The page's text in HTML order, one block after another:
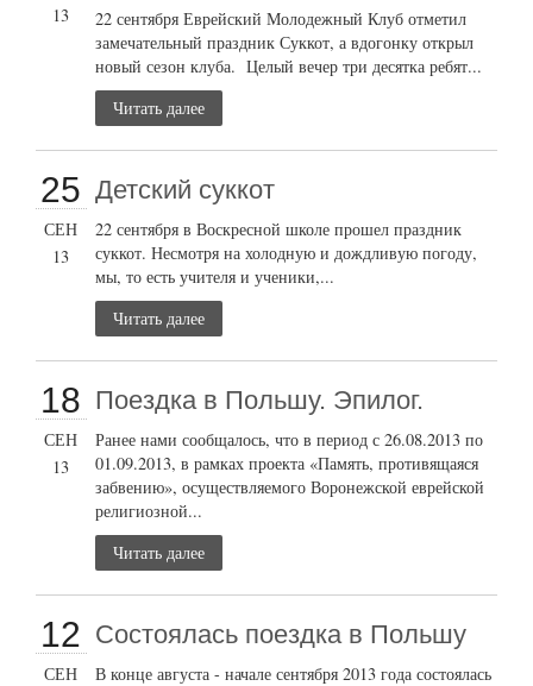
13
22 сентября Еврейский Молодежный Клуб отметил
замечательный праздник Суккот, а вдогонку открыл
новый сезон клуба. Целый вечер три десятка ребят...
Читать далее
25
СЕН
13
Детский суккот
22 сентября в Воскресной школе прошел праздник
суккот. Несмотря на холодную и дождливую погоду,
мы, то есть учителя и ученики,...
Читать далее
18
СЕН
13
Поездка в Польшу. Эпилог.
Ранее нами сообщалось, что в период с 26.08.2013 по
01.09.2013, в рамках проекта «Память, противящаяся
забвению», осуществляемого Воронежской еврейской
религиозной...
Читать далее
12
СЕН
Состоялась поездка в Польшу
В конце августа - начале сентября 2013 года состоялась